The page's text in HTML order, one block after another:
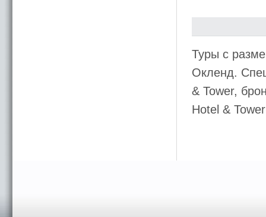
Туры с
Окленд.
& Tower,
Hotel &